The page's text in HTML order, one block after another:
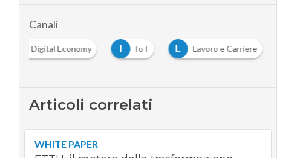
Canali
Digital Economy I IoT L Lavoro e Carriere
Articoli correlati
WHITE PAPER